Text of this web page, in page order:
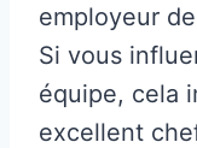
employeur
Si vous
équipe, cela
excellent